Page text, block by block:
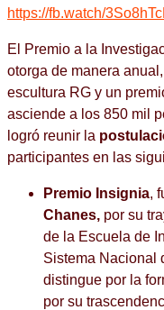
https://fb.watch/
El Premio a la
otorga de manera
escultura RG y un
asciende a los 850 mil
logró reunir la
participantes en las
Premio Insignia,
Chanes, por su
de la Escuela de
Sistema Nacional
distingue por la
por su